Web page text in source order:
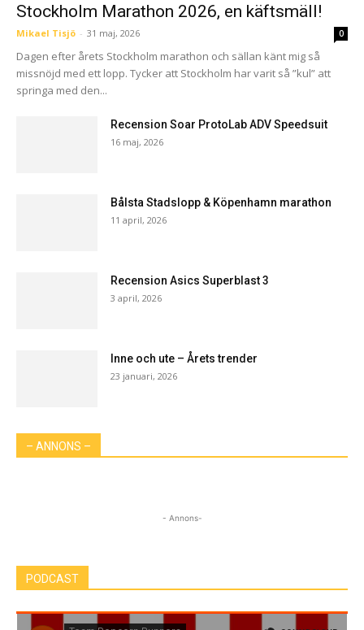
Stockholm Marathon 2026, en käftsmäll!
Mikael Tisjö - 31 maj, 2026 0
Dagen efter årets Stockholm marathon och sällan känt mig så
missnöjd med ett lopp. Tycker att Stockholm har varit så ”kul” att
springa med den...
Recension Soar ProtoLab ADV Speedsuit
16 maj, 2026
Bålsta Stadslopp & Köpenhamn marathon
11 april, 2026
Recension Asics Superblast 3
3 april, 2026
Inne och ute – Årets trender
23 januari, 2026
– ANNONS –
- Annons-
PODCAST